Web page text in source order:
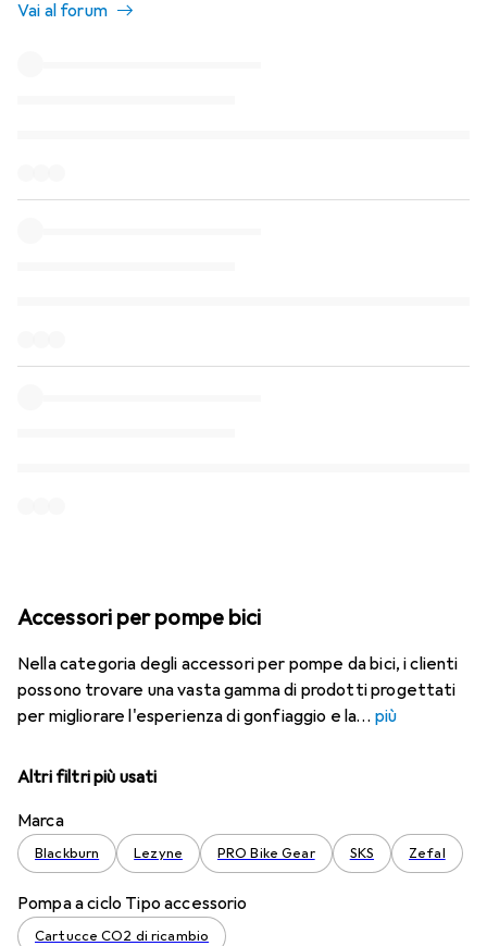
Vai al forum
Accessori per pompe bici
Nella categoria degli accessori per pompe da bici, i clienti
possono trovare una vasta gamma di prodotti progettati
per migliorare l'esperienza di gonfiaggio e la
più
Altri filtri più usati
Marca
Blackburn Lezyne PRO Bike Gear SKS Zefal
Pompa a ciclo Tipo accessorio
Cartucce CO2 di ricambio